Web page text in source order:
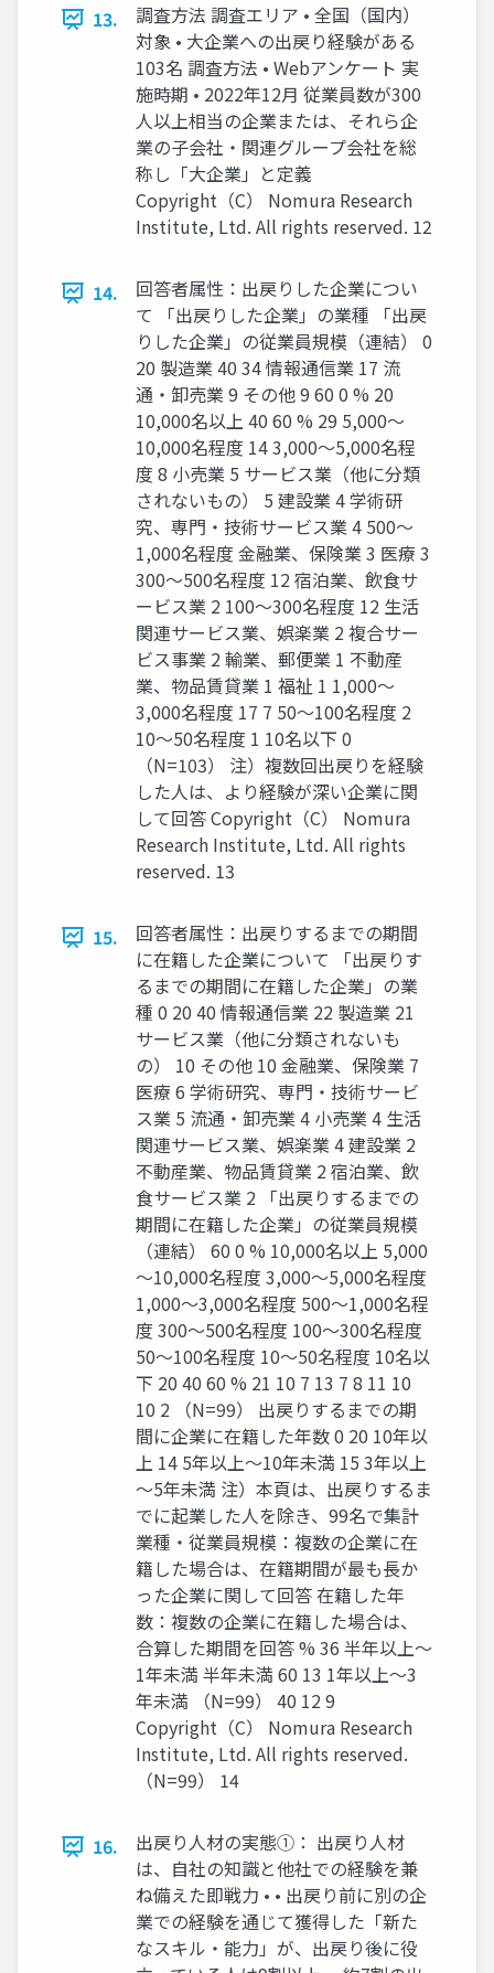
13.
調査方法 調査エリア • 全国（国内）
対象 • 大企業への出戻り経験がある
103名 調査方法 • Webアンケート 実
施時期 • 2022年12月 従業員数が300
人以上相当の企業または、それら企
業の子会社・関連グループ会社を総
称し「大企業」と定義
Copyright（C） Nomura Research
Institute, Ltd. All rights reserved. 12
14.
回答者属性：出戻りした企業につい
て 「出戻りした企業」の業種 「出戻
りした企業」の従業員規模（連結） 0
20 製造業 40 34 情報通信業 17 流
通・卸売業 9 その他 9 60 0 % 20
10,000名以上 40 60 % 29 5,000～
10,000名程度 14 3,000～5,000名程
度 8 小売業 5 サービス業（他に分類
されないもの） 5 建設業 4 学術研
究、専門・技術サービス業 4 500～
1,000名程度 金融業、保険業 3 医療 3
300～500名程度 12 宿泊業、飲食サ
ービス業 2 100～300名程度 12 生活
関連サービス業、娯楽業 2 複合サー
ビス事業 2 輸業、郵便業 1 不動産
業、物品賃貸業 1 福祉 1 1,000～
3,000名程度 17 7 50～100名程度 2
10～50名程度 1 10名以下 0
（N=103） 注）複数回出戻りを経験
した人は、より経験が深い企業に関
して回答 Copyright（C） Nomura
Research Institute, Ltd. All rights
reserved. 13
15.
回答者属性：出戻りするまでの期間
に在籍した企業について 「出戻りす
るまでの期間に在籍した企業」の業
種 0 20 40 情報通信業 22 製造業 21
サービス業（他に分類されないも
の） 10 その他 10 金融業、保険業 7
医療 6 学術研究、専門・技術サービ
ス業 5 流通・卸売業 4 小売業 4 生活
関連サービス業、娯楽業 4 建設業 2
不動産業、物品賃貸業 2 宿泊業、飲
食サービス業 2 「出戻りするまでの
期間に在籍した企業」の従業員規模
（連結） 60 0 % 10,000名以上 5,000
～10,000名程度 3,000～5,000名程度
1,000～3,000名程度 500～1,000名程
度 300～500名程度 100～300名程度
50～100名程度 10～50名程度 10名以
下 20 40 60 % 21 10 7 13 7 8 11 10
10 2 （N=99） 出戻りするまでの期
間に企業に在籍した年数 0 20 10年以
上 14 5年以上～10年未満 15 3年以上
～5年未満 注）本頁は、出戻りするま
でに起業した人を除き、99名で集計
業種・従業員規模：複数の企業に在
籍した場合は、在籍期間が最も⾧か
った企業に関して回答 在籍した年
数：複数の企業に在籍した場合は、
合算した期間を回答 % 36 半年以上～
1年未満 半年未満 60 13 1年以上～3
年未満 （N=99） 40 12 9
Copyright（C） Nomura Research
Institute, Ltd. All rights reserved.
（N=99） 14
16.
出戻り人材の実態①： 出戻り人材
は、自社の知識と他社での経験を兼
ね備えた即戦力 • • 出戻り前に別の企
業での経験を通じて獲得した「新た
なスキル・能力」が、出戻り後に役